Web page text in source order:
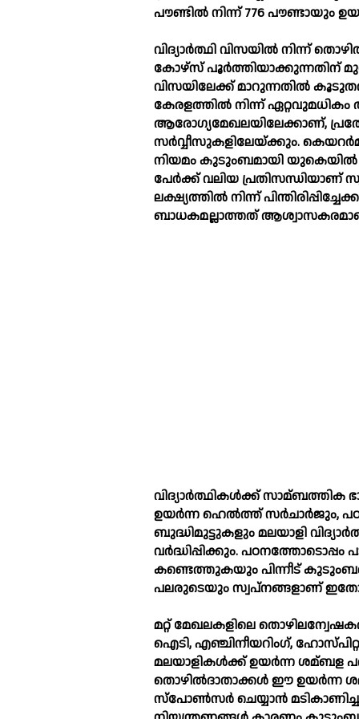
പൗണ്ടില്‍ നിന്ന് 776 പൗണ്ടായും
വിദ്യാര്‍ത്ഥി വിസയില്‍ നിന്ന്
കോഴ്സ് പൂര്‍ത്തിയാക്കുന്നതിന്
വിസയിലേക്ക് മാറുന്നതില്‍
കേരളത്തില്‍ നിന്ന്
ആരോഗ്യമേഖലയിലേക്കാണ്,
സര്‍വ്വീസുകളിലേയ്ക്കും.
നിയമം കുടുംബമായി യുകെയില്‍
പേര്‍ക്ക് വലിയ പ്രതിസന്ധിയാണ്
ലക്ഷ്യത്തില്‍ നിന്ന്
ബാധകമല്ലാത്തത്
വിദ്യാര്‍ത്ഥികള്‍ക്ക് സാമ്ബത്തിക
ഉയര്‍ന്ന ഹെല്‍ത്ത് സര്‍ചാര്‍ജും,
ബുദ്ധിമുട്ടുകളും മലയാളി
വര്‍ദ്ധിപ്പിക്കും. പഠനത്തോടൊപ്പം
കണ്ടെത്തുകയും പിന്നീട്
പലരുടെയും സ്വപ്നങ്ങളാണ്
മറ്റ് മേഖലകളിലെ
ഐടി, എഞ്ചിനീയറിംഗ്,
മലയാളികള്‍ക്ക് ഉയര്‍ന്ന ശമ്ബള
തൊഴില്‍ദാതാക്കള്‍ ഈ ഉയര്‍ന്ന
സ്‌പോണ്‍സര്‍ ചെയ്യാന്‍